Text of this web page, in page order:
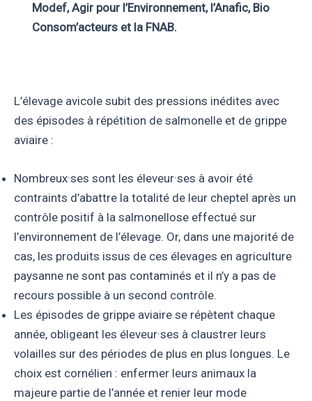
Modef, Agir pour l’Environnement, l’Anafic, Bio
Consom’acteurs et la FNAB.
L’élevage avicole subit des pressions inédites avec
des épisodes à répétition de salmonelle et de grippe
aviaire :
Nombreux·ses sont les éleveur·ses à avoir été
contraints d’abattre la totalité de leur cheptel après un
contrôle positif à la salmonellose effectué sur
l’environnement de l’élevage. Or, dans une majorité de
cas, les produits issus de ces élevages en agriculture
paysanne ne sont pas contaminés et il n’y a pas de
recours possible à un second contrôle.
Les épisodes de grippe aviaire se répètent chaque
année, obligeant les éleveur·ses à claustrer leurs
volailles sur des périodes de plus en plus longues. Le
choix est cornélien : enfermer leurs animaux la
majeure partie de l’année et renier leur mode